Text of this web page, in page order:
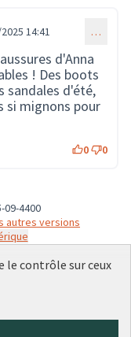
14:41 …
d'Anna
! Des boots
sandales d'été,
si mignons pour
0 0
09-4400
autres versions
le contrôle sur ceux